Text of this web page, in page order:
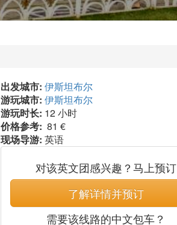
出发城市: 伊斯坦布尔
游玩城市: 伊斯坦布尔
游玩时长: 12 小时
价格参考: 81 €
现场导游: 英语
对该英文团感兴趣？马上预订
了解详情并预订
需要该线路的中文包车？